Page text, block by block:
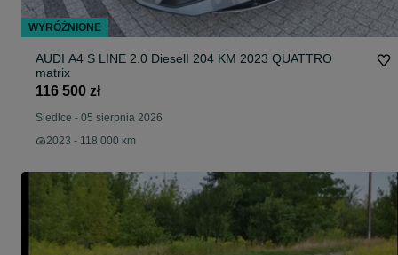
AUDI A4 S LINE 2.0 DieselI 204 KM 2023 QUATTRO
matrix
116 500 zł
Siedlce - 05 sierpnia 2026
2023 - 118 000 km
WYRÓŻNIONE